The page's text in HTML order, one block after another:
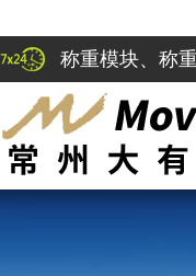
称重模块、称